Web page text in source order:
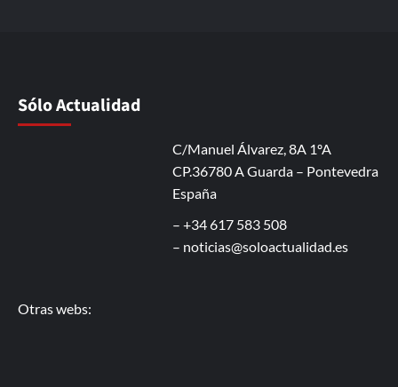
Sólo Actualidad
C/Manuel Álvarez, 8A 1ºA
CP.36780 A Guarda – Pontevedra
España
– +34 617 583 508
– noticias@soloactualidad.es
Otras webs: